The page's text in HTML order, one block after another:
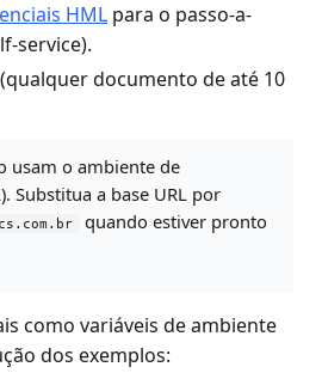
HML para o passo-a-
service).
documento de até 10
usam o ambiente de
Substitua a base URL por
quando estiver pronto
como variáveis de ambiente
dos exemplos: